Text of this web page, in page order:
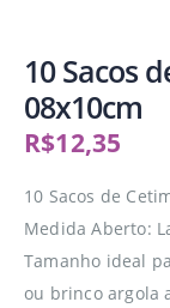
10 Sacos
08x10cm
R$12,35
10 Sacos de
Medida Aberto:
Tamanho ideal
ou brinco argola